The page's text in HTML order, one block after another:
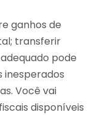
ganhos de
transferir
pode
inesperados
Você vai
disponíveis